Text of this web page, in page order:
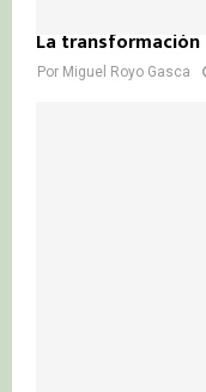
La
Por Miguel Royo Gasca